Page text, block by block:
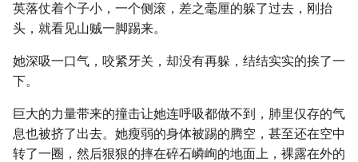
英落仗着个子小，一个侧滚，差之毫厘的躲了过去，刚抬
头，就看见山贼一脚踢来。
她深吸一口气，咬紧牙关，却没有再躲，结结实实的挨了一
下。
巨大的力量带来的撞击让她连呼吸都做不到，肺里仅存的气
息也被挤了出去。她瘦弱的身体被踢的腾空，甚至还在空中
转了一圈，然后狠狠的摔在碎石嶙峋的地面上，裸露在外的